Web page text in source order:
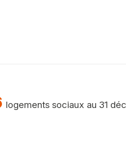
logements sociaux au 31